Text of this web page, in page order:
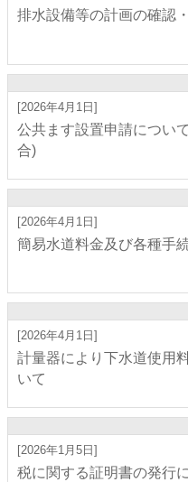
排水設備等の計画の確認
[2026年4月1日]
公共ます設置申請につい
合)
[2026年4月1日]
簡易水道料金及び各種手
[2026年4月1日]
計量器により下水道使用
いて
[2026年1月5日]
税に関する証明書の発行